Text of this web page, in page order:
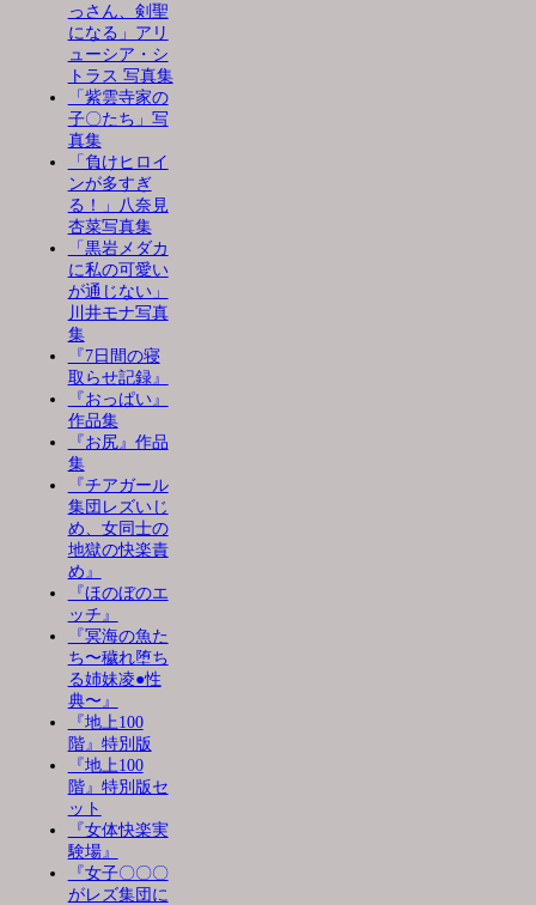
っさん、剣聖
になる」アリ
ューシア・シ
トラス 写真集
「紫雲寺家の
子〇たち」写
真集
「負けヒロイ
ンが多すぎ
る！」八奈見
杏菜写真集
「黒岩メダカ
に私の可愛い
が通じない」
川井モナ写真
集
『7日間の寝
取らせ記録』
『おっぱい』
作品集
『お尻』作品
集
『チアガール
集団レズいじ
め、女同士の
地獄の快楽責
め』
『ほのぼのエ
ッチ』
『冥海の魚た
ち〜穢れ堕ち
る姉妹凌●性
典〜』
『地上100
階』特別版
『地上100
階』特別版セ
ット
『女体快楽実
験場』
『女子〇〇〇
がレズ集団に